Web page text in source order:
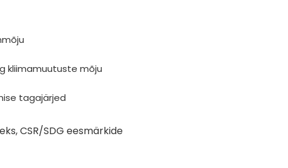
kliimamuutuste mõju
tagajärjed
CSR/SDG eesmärkide